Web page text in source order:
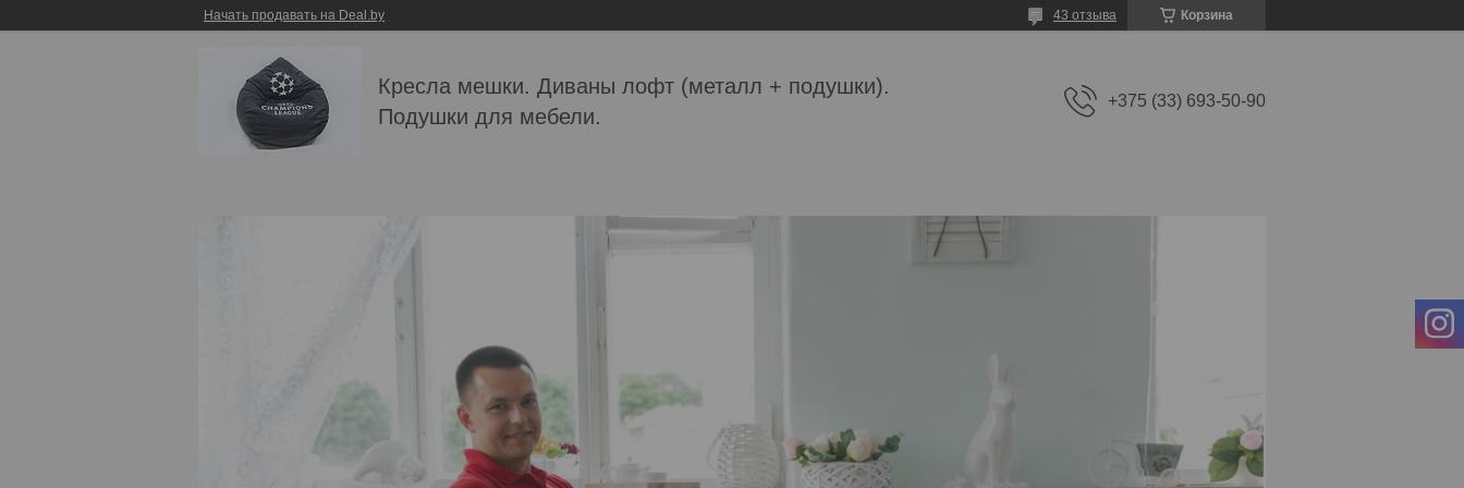
Начать продавать на Deal.by Корзина
43 отзыва
Кресла мешки. Диваны лофт (металл + подушки).
Подушки для мебели.
+375 (33) 693-50-90